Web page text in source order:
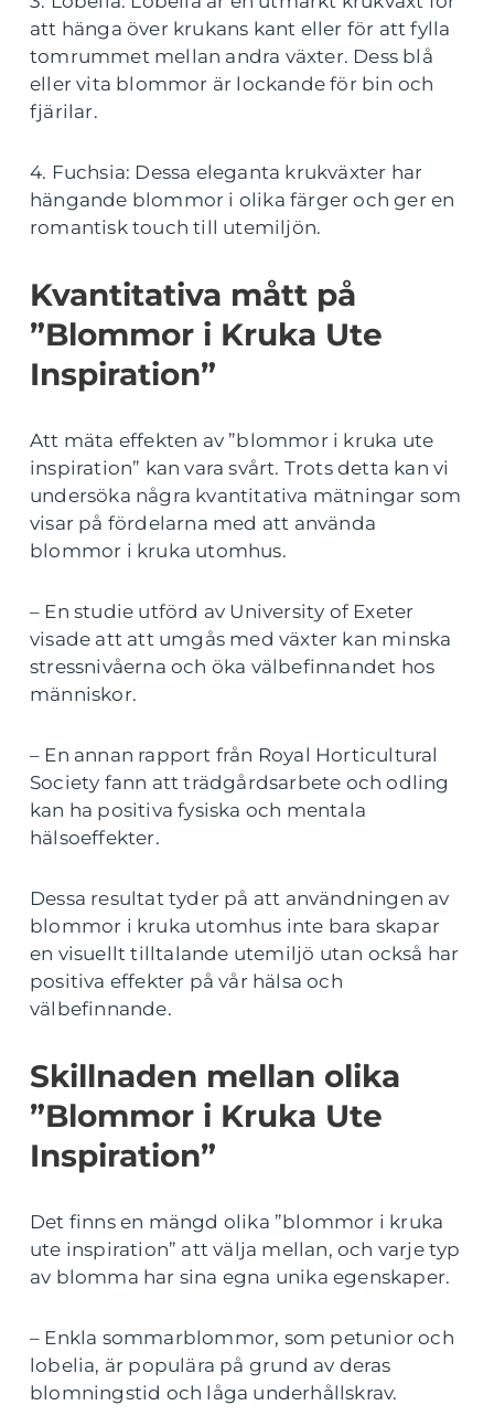
att hänga över krukans kant eller för att fylla
tomrummet mellan andra växter. Dess blå
eller vita blommor är lockande för bin och
fjärilar.
4. Fuchsia: Dessa eleganta krukväxter har
hängande blommor i olika färger och ger en
romantisk touch till utemiljön.
Kvantitativa mått på
”Blommor i Kruka Ute
Inspiration”
Att mäta effekten av ”blommor i kruka ute
inspiration” kan vara svårt. Trots detta kan vi
undersöka några kvantitativa mätningar som
visar på fördelarna med att använda
blommor i kruka utomhus.
– En studie utförd av University of Exeter
visade att att umgås med växter kan minska
stressnivåerna och öka välbefinnandet hos
människor.
– En annan rapport från Royal Horticultural
Society fann att trädgårdsarbete och odling
kan ha positiva fysiska och mentala
hälsoeffekter.
Dessa resultat tyder på att användningen av
blommor i kruka utomhus inte bara skapar
en visuellt tilltalande utemiljö utan också har
positiva effekter på vår hälsa och
välbefinnande.
Skillnaden mellan olika
”Blommor i Kruka Ute
Inspiration”
Det finns en mängd olika ”blommor i kruka
ute inspiration” att välja mellan, och varje typ
av blomma har sina egna unika egenskaper.
– Enkla sommarblommor, som petunior och
lobelia, är populära på grund av deras
blomningstid och låga underhållskrav.